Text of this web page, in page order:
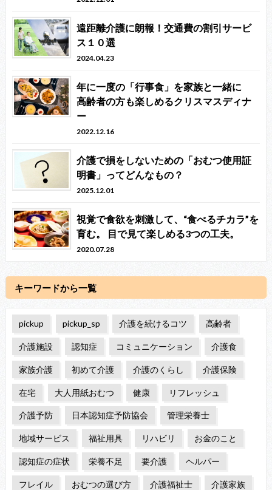
遠距離介護に朗報！交通費の割引サービ
ス１０選
2024.04.23
年に一度の「行事食」を家族と一緒に
高齢者の方も楽しめるクリスマスディナ
ー
2022.12.16
介護で損をしないための「おむつ使用証
明書」ってどんなもの？
2025.12.01
視覚で食欲を刺激して、“食べるチカラ”を
育む。 目で見て楽しめる3つの工夫。
2020.07.28
キーワードから一覧
pickup pickup_sp 介護を続けるコツ 高齢者
介護施設 認知症 コミュニケーション 介護食
家族介護 初めて介護 介護のくらし 介護保険
在宅 大人用紙おむつ 健康 リフレッシュ
介護予防 日本認知症予防協会 管理栄養士
地域サービス 福祉用具 リハビリ お金のこと
認知症の症状 栄養不足 要介護 ヘルパー
フレイル おむつの選び方 介護福祉士 介護家族